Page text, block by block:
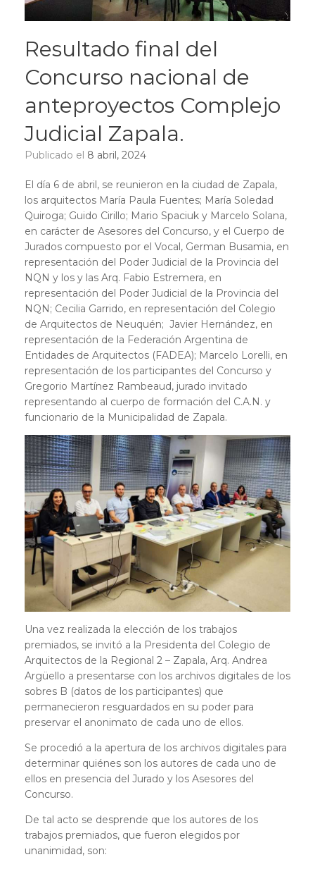
Resultado final del
Concurso nacional de
anteproyectos Complejo
Judicial Zapala.
Publicado el 8 abril, 2024
El día 6 de abril, se reunieron en la ciudad de Zapala,
los arquitectos María Paula Fuentes; María Soledad
Quiroga; Guido Cirillo; Mario Spaciuk y Marcelo Solana,
en carácter de Asesores del Concurso, y el Cuerpo de
Jurados compuesto por el Vocal, German Busamia, en
representación del Poder Judicial de la Provincia del
NQN y los y las Arq. Fabio Estremera, en
representación del Poder Judicial de la Provincia del
NQN; Cecilia Garrido, en representación del Colegio
de Arquitectos de Neuquén; Javier Hernández, en
representación de la Federación Argentina de
Entidades de Arquitectos (FADEA); Marcelo Lorelli, en
representación de los participantes del Concurso y
Gregorio Martínez Rambeaud, jurado invitado
representando al cuerpo de formación del C.A.N. y
funcionario de la Municipalidad de Zapala.
Una vez realizada la elección de los trabajos
premiados, se invitó a la Presidenta del Colegio de
Arquitectos de la Regional 2 – Zapala, Arq. Andrea
Argüello a presentarse con los archivos digitales de los
sobres B (datos de los participantes) que
permanecieron resguardados en su poder para
preservar el anonimato de cada uno de ellos.
Se procedió a la apertura de los archivos digitales para
determinar quiénes son los autores de cada uno de
ellos en presencia del Jurado y los Asesores del
Concurso.
De tal acto se desprende que los autores de los
trabajos premiados, que fueron elegidos por
unanimidad, son: